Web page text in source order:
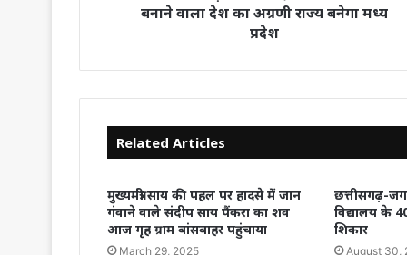
बनाने वाला देश का अग्रणी राज्य बनेगा मध्य
प्रदेश
Related Articles
मुख्यमंत्री साय की पहल पर हादसे में जान
गंवाने वाले संदीप साय पैंकरा का शव
आज गृह ग्राम बांसबाहर पहुंचाया
March 29, 2025
छत्तीसगढ़-
विद्यालय के
शिकार
August 30,